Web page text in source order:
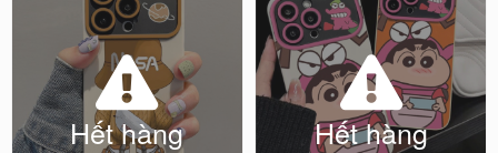
Hết hàng Hết hàng